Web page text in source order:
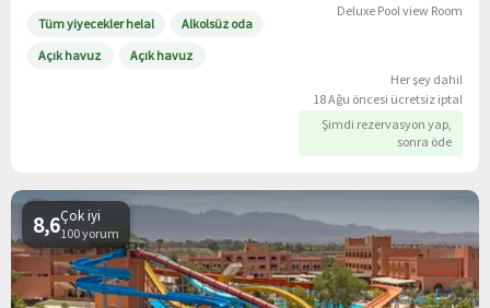
Tüm yiyecekler helal
Alkolsüz oda
Açık havuz
Açık havuz
Deluxe Pool view Room
Her şey dahil
18 Ağu öncesi ücretsiz iptal
Şimdi rezervasyon yap,
sonra öde
Çok iyi
100 yorum
8,6